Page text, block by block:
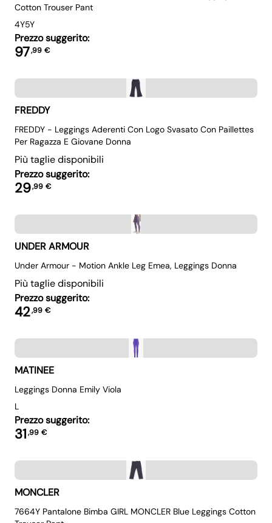
Cotton Trouser Pant
4Y5Y
Prezzo suggerito:
97,99 €
FREDDY
FREDDY - Leggings Aderenti Con Logo Svasato Con Paillettes
Per Ragazza E Giovane Donna
Più taglie disponibili
Prezzo suggerito:
29,99 €
UNDER ARMOUR
Under Armour - Motion Ankle Leg Emea, Leggings Donna
Più taglie disponibili
Prezzo suggerito:
42,99 €
MATINEE
Leggings Donna Emily Viola
L
Prezzo suggerito:
31,99 €
MONCLER
7664Y Pantalone Bimba GIRL MONCLER Blue Leggings Cotton